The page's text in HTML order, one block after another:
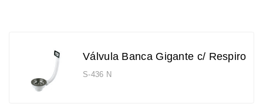
Válvula Banca Gigante c/ Respiro
S-436 N